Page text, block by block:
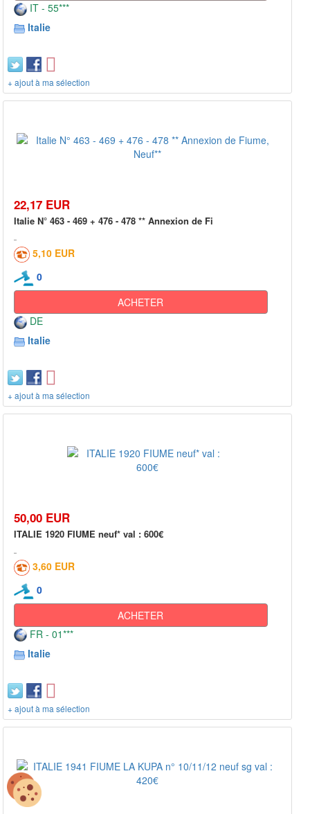
IT - 55***
Italie
+ ajout à ma sélection
22,17 EUR
Italie N° 463 - 469 + 476 - 478 ** Annexion de Fi
5,10 EUR
0
ACHETER
DE
Italie
+ ajout à ma sélection
50,00 EUR
ITALIE 1920 FIUME neuf* val : 600€
3,60 EUR
0
ACHETER
FR - 01***
Italie
+ ajout à ma sélection